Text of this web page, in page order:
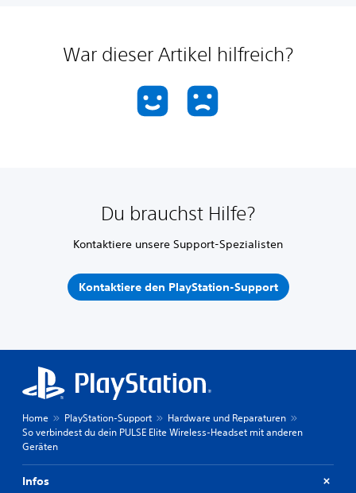
War dieser Artikel hilfreich?
Du brauchst Hilfe?
Kontaktiere unsere Support-Spezialisten
Kontaktiere den PlayStation-Support
Home PlayStation-Support
Hardware und Reparaturen
So verbindest du dein PULSE Elite Wireless-Headset mit anderen
Geräten
Infos